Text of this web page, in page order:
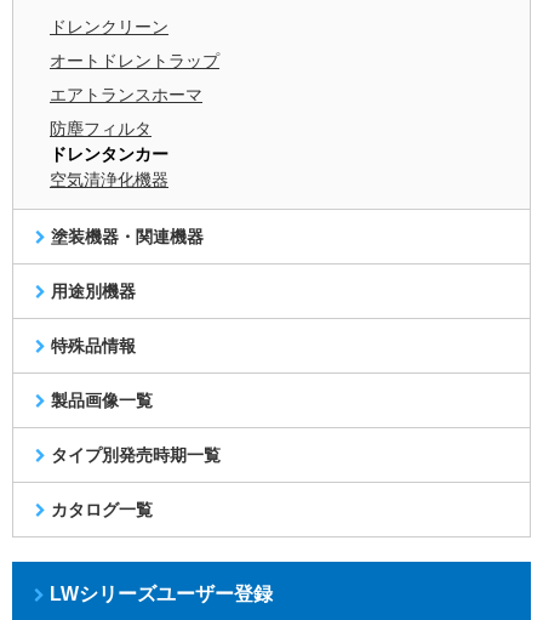
ドレンクリーン
オートドレントラップ
エアトランスホーマ
防塵フィルタ
ドレンタンカー
空気清浄化機器
塗装機器・関連機器
用途別機器
特殊品情報
製品画像一覧
タイプ別発売時期一覧
カタログ一覧
LWシリーズユーザー登録